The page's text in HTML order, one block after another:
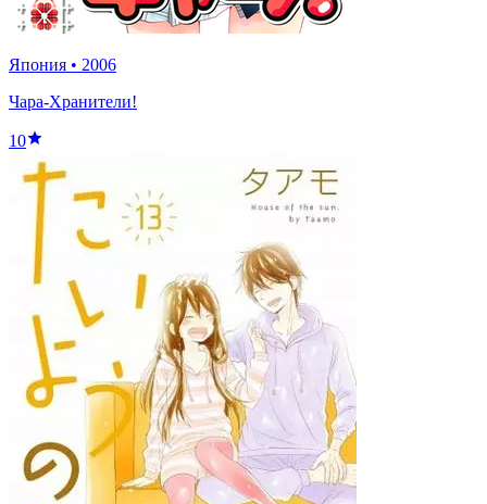
Япония • 2006
Чара-Хранители!
10